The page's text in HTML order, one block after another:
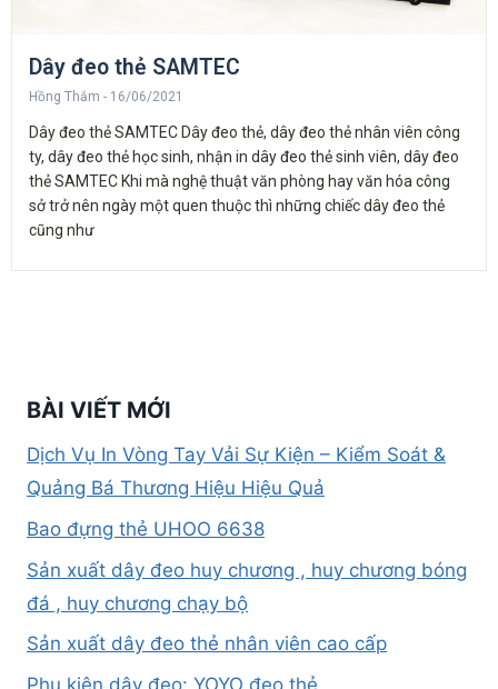
Dây đeo thẻ SAMTEC
Hồng Thắm 16/06/2021
Dây đeo thẻ SAMTEC Dây đeo thẻ, dây đeo thẻ nhân viên công
ty, dây đeo thẻ học sinh, nhận in dây đeo thẻ sinh viên, dây đeo
thẻ SAMTEC Khi mà nghệ thuật văn phòng hay văn hóa công
sở trở nên ngày một quen thuộc thì những chiếc dây đeo thẻ
cũng như
BÀI VIẾT MỚI
Dịch Vụ In Vòng Tay Vải Sự Kiện – Kiểm Soát &
Quảng Bá Thương Hiệu Hiệu Quả
Bao đựng thẻ UHOO 6638
Sản xuất dây đeo huy chương , huy chương bóng
đá , huy chương chạy bộ
Sản xuất dây đeo thẻ nhân viên cao cấp